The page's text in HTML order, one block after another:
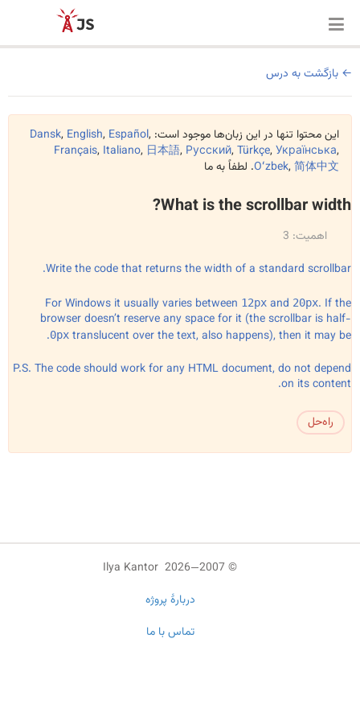
بازگشت به درس
این محتوا تنها در این زبان‌ها موجود است: Dansk, English, Español,
Français, Italiano, 日本語, Русский, Türkçe, Українська,
Oʻzbek, 简体中文 . لطفاً به ما
What is the scrollbar width?
اهمیت: 3
Write the code that returns the width of a standard scrollbar.
For Windows it usually varies between 12px and 20px. If the
browser doesn’t reserve any space for it (the scrollbar is half-
translucent over the text, also happens), then it may be
0px
.
P.S. The code should work for any HTML document, do not depend
on its content.
راه‌حل
© 2007—2026 Ilya Kantor
دربارهٔ پروژه
تماس با ما